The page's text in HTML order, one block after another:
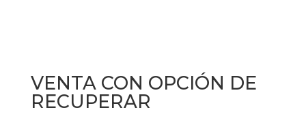
VENTA CON OPCIÓN DE
RECUPERAR